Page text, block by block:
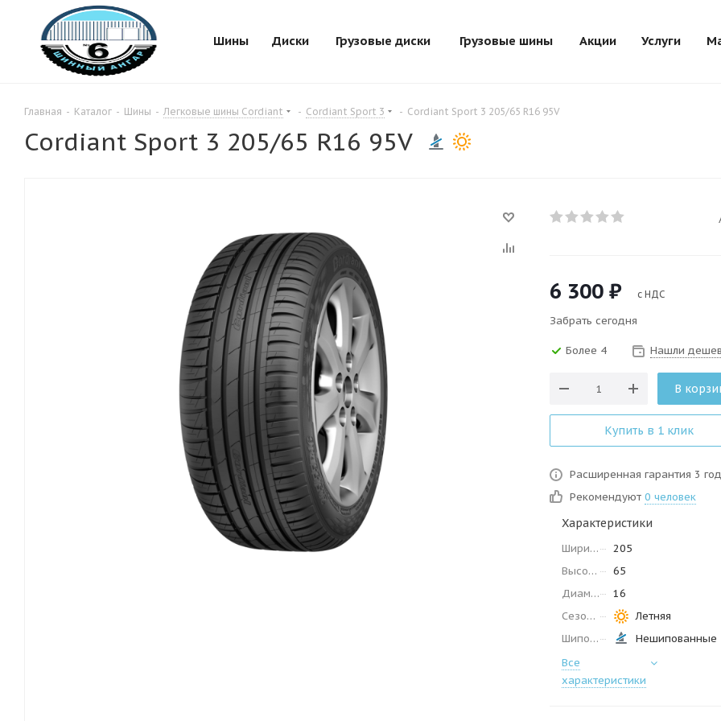
Шины Диски Грузовые диски Грузовые шины Акции Услуги
Главная - Каталог - Шины - Легковые шины Cordiant - Cordiant Sport 3 - Cordiant Sport 3 205/65 R16 95V
Cordiant Sport 3 205/65 R16 95V
6 300 ₽ с НДС
Забрать сегодня
Более 4 Нашли
В
Купить в 1 клик
Расширенная гарантия 3
Рекомендуют 0 человек
Характеристики
Ширина
205
Высота
65
Диаметр
16
Сезон
Летняя
Шипованные
Нешипованные
Все
характеристики